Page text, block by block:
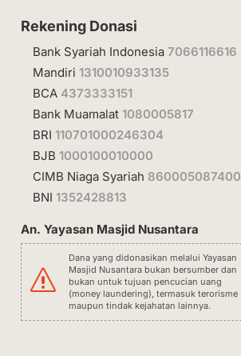
Rekening Donasi
Bank Syariah Indonesia7066116616
Mandiri1310010933135
BCA 4373333151
Bank Muamalat1080005817
BRI110701000246304
BJB1000100010000
CIMB Niaga Syariah 860005087400
BNI1352428813
An. Yayasan Masjid Nusantara
s
Dana yang didonasikan melalui Yayasan
Masjid Nusantara bukan bersumber dan
bukan untuk tujuan pencucian uang
(money laundering), termasuk terorisme
maupun tindak kejahatan lainnya.